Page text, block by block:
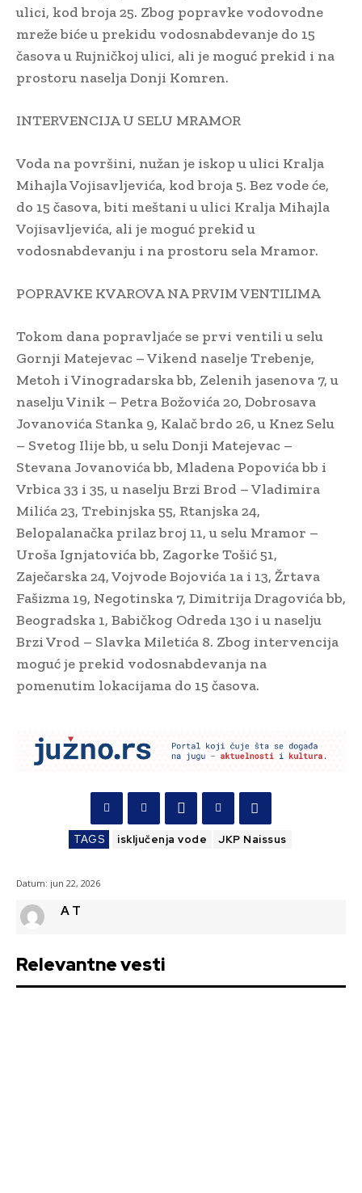
ulici, kod broja 25. Zbog popravke vodovodne
mreže biće u prekidu vodosnabdevanje do 15
časova u Rujničkoj ulici, ali je moguć prekid i na
prostoru naselja Donji Komren.
INTERVENCIJA U SELU MRAMOR
Voda na površini, nužan je iskop u ulici Kralja
Mihajla Vojisavljevića, kod broja 5. Bez vode će,
do 15 časova, biti meštani u ulici Kralja Mihajla
Vojisavljevića, ali je moguć prekid u
vodosnabdevanju i na prostoru sela Mramor.
POPRAVKE KVAROVA NA PRVIM VENTILIMA
Tokom dana popravljaće se prvi ventili u selu
Gornji Matejevac – Vikend naselje Trebenje,
Metoh i Vinogradarska bb, Zelenih jasenova 7, u
naselju Vinik – Petra Božovića 20, Dobrosava
Jovanovića Stanka 9, Kalač brdo 26, u Knez Selu
– Svetog Ilije bb, u selu Donji Matejevac –
Stevana Jovanovića bb, Mladena Popovića bb i
Vrbica 33 i 35, u naselju Brzi Brod – Vladimira
Milića 23, Trebinjska 55, Rtanjska 24,
Belopalanačka prilaz broj 11, u selu Mramor –
Uroša Ignjatovića bb, Zagorke Tošić 51,
Zaječarska 24, Vojvode Bojovića 1a i 13, Žrtava
Fašizma 19, Negotinska 7, Dimitrija Dragovića bb,
Beogradska 1, Babičkog Odreda 130 i u naselju
Brzi Vrod – Slavka Miletića 8. Zbog intervencija
moguć je prekid vodosnabdevanja na
pomenutim lokacijama do 15 časova.
TAGS isključenja vode JKP Naissus
Datum: jun 22, 2026
A T
Relevantne vesti